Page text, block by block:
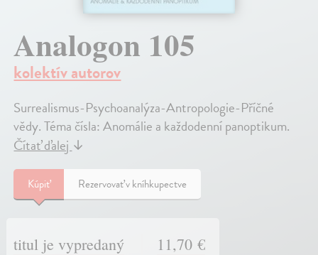
Analogon 105
kolektív autorov
Surrealismus-Psychoanalýza-Antropologie-Příčné
vědy. Téma čísla: Anomálie a každodenní panoptikum.
Čítať ďalej↓
Kúpiť Rezervovať v kníhkupectve
titul je vypredaný 11,70 €